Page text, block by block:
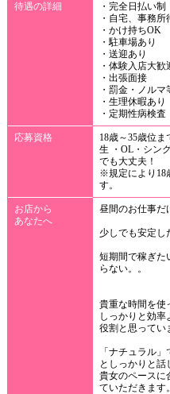
待遇の詳細
・完全日払い制
・自宅、事務所
・かけ持ちOK
・駐車場あり
・送迎あり
・体験入店大歓
・出張面接
・罰金・ノルマ
・生理休暇あり
・定期性病検査
応募資格
18歳～35歳位
生 ・OL・シン
でも大丈夫！
※規定により18
す。
お店から
あなたへ
昼間のお仕事だ
少しでも安定し
短期間で稼ぎた
らない。。
貴重な時間を使
しっかりと効
役割と思ってい
「ナチュラル
としっかりと話
貴女のペースに
ていただきます。